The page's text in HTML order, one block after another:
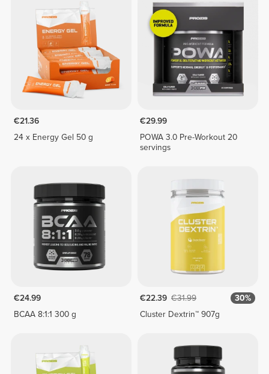
€21.36
24 x Energy Gel 50 g
€29.99
POWA 3.0 Pre-Workout 20
servings
€24.99
BCAA 8:1:1 300 g
€22.39 €31.99
30%
Cluster Dextrin™ 907g